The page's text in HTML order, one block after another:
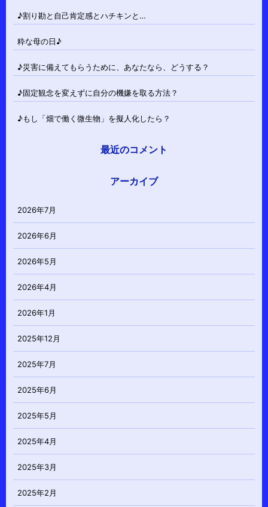
♪割り勘と自己肯定感とハチキンと…
粋な母の日♪
♪災害に備えてもらうために、あなたなら、どうする？
♪固定観念を変えずに自分の機嫌を取る方法？
♪もし「畑で働く微生物」を擬人化したら？
最近のコメント
アーカイブ
2026年7月
2026年6月
2026年5月
2026年4月
2026年1月
2025年12月
2025年7月
2025年6月
2025年5月
2025年4月
2025年3月
2025年2月